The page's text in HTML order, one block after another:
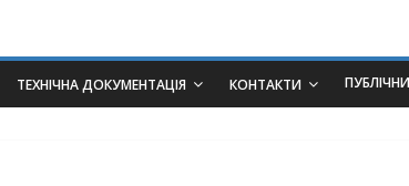
ТЕХНІЧНА ДОКУМЕНТАЦІЯ КОНТАКТИ